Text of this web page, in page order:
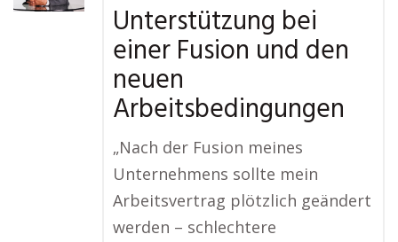
Unterstützung bei
einer Fusion und den
neuen
Arbeitsbedingungen
„Nach der Fusion meines
Unternehmens sollte mein
Arbeitsvertrag plötzlich geändert
werden – schlechtere